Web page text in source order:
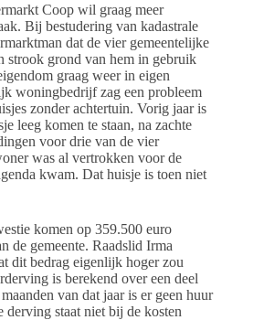
Coop wil graag meer
Bij bestudering van kadastrale
dat de vier gemeentelijke
strook grond van hem in gebruik
graag weer in eigen
woningbedrijf zag een probleem
zonder achtertuin. Vorig jaar is
leeg komen te staan, na zachte
voor drie van de vier
was al vertrokken voor de
kwam. Dat huisje is toen niet
komen op 359.500 euro
de gemeente. Raadslid Irma
dit bedrag eigenlijk hoger zou
is berekend over een deel
van dat jaar is er geen huur
derving staat niet bij de kosten